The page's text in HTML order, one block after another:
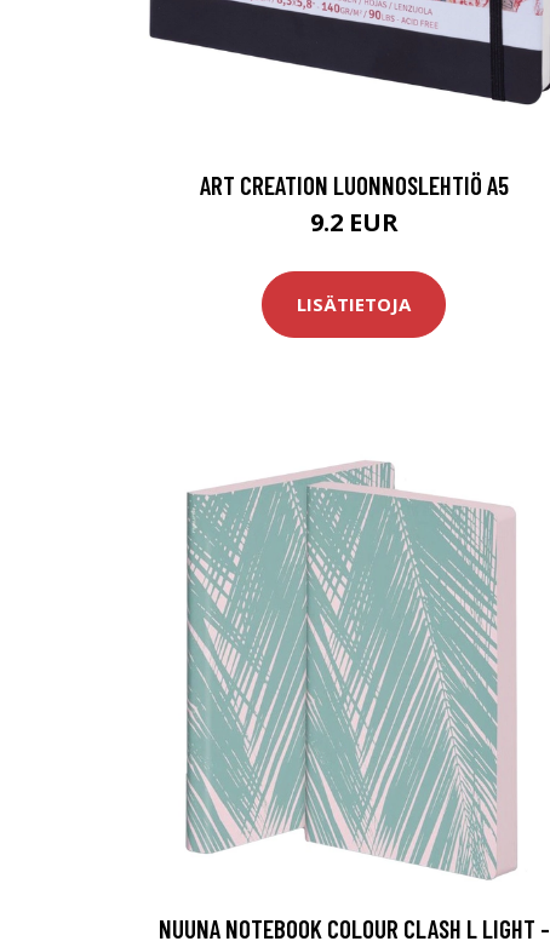
ART CREATION LUONNOSLEHTIÖ A5
9.2 EUR
LISÄTIETOJA
NUUNA NOTEBOOK COLOUR CLASH L LIGHT -